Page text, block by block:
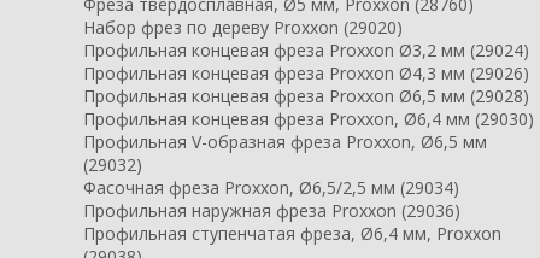
Набор фрез по дереву Proxxon (29020)
Профильная концевая фреза Proxxon Ø3,2 мм (29024)
Профильная концевая фреза Proxxon Ø4,3 мм (29026)
Профильная концевая фреза Proxxon Ø6,5 мм (29028)
Профильная концевая фреза Proxxon, Ø6,4 мм (29030)
Профильная V-образная фреза Proxxon, Ø6,5 мм
(29032)
Фасочная фреза Proxxon, Ø6,5/2,5 мм (29034)
Профильная наружная фреза Proxxon (29036)
Профильная ступенчатая фреза, Ø6,4 мм, Proxxon